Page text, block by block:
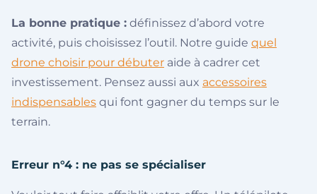
La bonne pratique : définissez d’abord votre
activité, puis choisissez l’outil. Notre guide quel
drone choisir pour débuter aide à cadrer cet
investissement. Pensez aussi aux accessoires
indispensables qui font gagner du temps sur le
terrain.
Erreur n°4 : ne pas se spécialiser